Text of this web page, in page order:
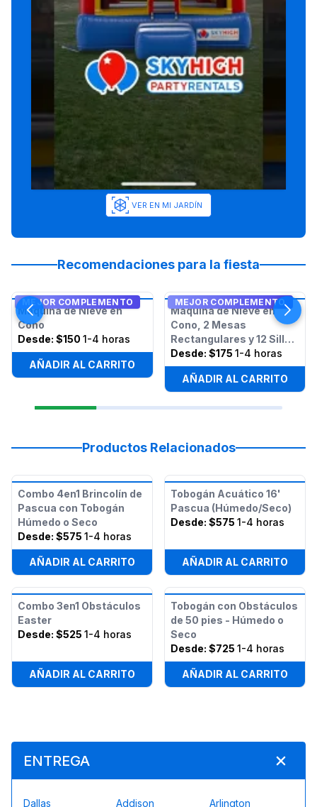
VER EN MI JARDÍN
Recomendaciones para la fiesta
MEJOR COMPLEMENTO
Máquina de Nieve en
Cono
Desde: $150 1-4 horas
AÑADIR AL CARRITO
MEJOR COMPLEMENTO
Máquina de Nieve en
Cono, 2 Mesas
Rectangulares y 12 Sillas
- Paquete
Desde: $175 1-4 horas
AÑADIR AL CARRITO
Productos Relacionados
Combo 4en1 Brincolín de
Pascua con Tobogán
Húmedo o Seco
Desde: $575 1-4 horas
AÑADIR AL CARRITO
Tobogán Acuático 16'
Pascua (Húmedo/Seco)
Desde: $575 1-4 horas
AÑADIR AL CARRITO
Combo 3en1 Obstáculos
Easter
Desde: $525 1-4 horas
AÑADIR AL CARRITO
Tobogán con Obstáculos
de 50 pies - Húmedo o
Seco
Desde: $725 1-4 horas
AÑADIR AL CARRITO
ENTREGA
Dallas Addison Arlington